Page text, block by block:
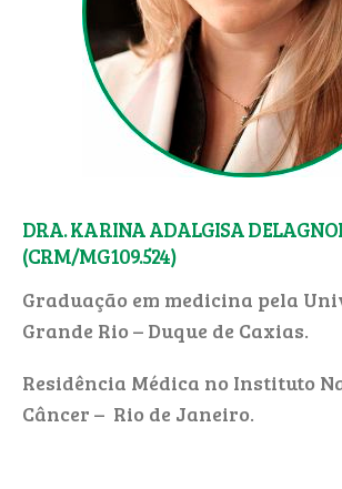
DRA. KARINA ADALGISA
(CRM/MG109.524)
Graduação em medicina pela
Grande Rio – Duque de Caxias.
Residência Médica no Instituto
Câncer – Rio de Janeiro.